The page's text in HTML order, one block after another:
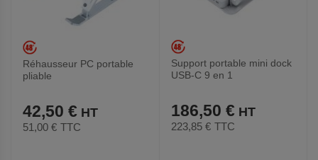
Réhausseur PC portable
pliable
42,50 €
51,00 € TTC
Support portable mini dock
USB-C 9 en 1
186,50 €
223,85 € TTC